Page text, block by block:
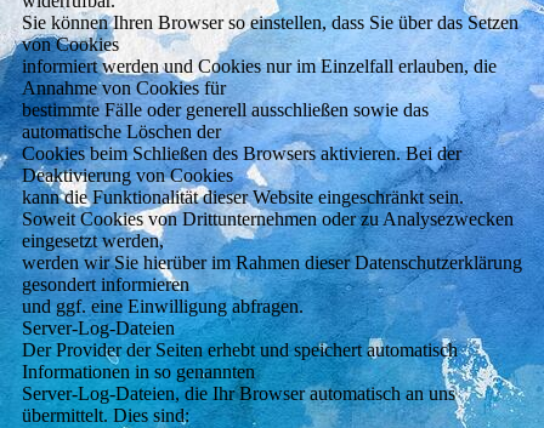
Sie können Ihren Browser so einstellen, dass Sie über das Setzen
von Cookies
informiert werden und Cookies nur im Einzelfall erlauben, die
Annahme von Cookies für
bestimmte Fälle oder generell ausschließen sowie das
automatische Löschen der
Cookies beim Schließen des Browsers aktivieren. Bei der
Deaktivierung von Cookies
kann die Funktionalität dieser Website eingeschränkt sein.
Soweit Cookies von Drittunternehmen oder zu Analysezwecken
eingesetzt werden,
werden wir Sie hierüber im Rahmen dieser Datenschutzerklärung
gesondert informieren
und ggf. eine Einwilligung abfragen.
Server-Log-Dateien
Der Provider der Seiten erhebt und speichert automatisch
Informationen in so genannten
Server-Log-Dateien, die Ihr Browser automatisch an uns
übermittelt. Dies sind: